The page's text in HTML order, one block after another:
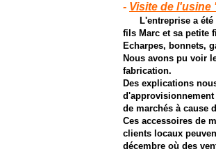
- Visite de
L'entreprise a été
fils Marc et sa petite
Echarpes, bonnets,
Nous avons pu voir
Des explications
de marchés à cause
Ces accessoires de
clients locaux
décembre où des